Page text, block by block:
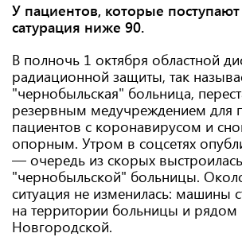
У пациентов, которые
сатурация ниже 90.
В полночь 1 октября областной
радиационной защиты, так
"чернобыльская" больница,
резервным медучреждением для
пациентов с коронавирусом и
опорным. Утром в соцсетях
— очередь из скорых
"чернобыльской" больницы.
ситуация не изменилась: машины
на территории больницы и рядом
Новгородской.